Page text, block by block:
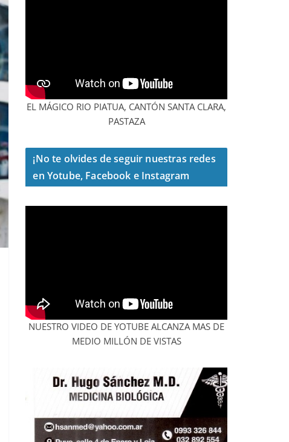
EL MÁGICO RIO PIATUA, CANTÓN SANTA CLARA,
PASTAZA
¡No te olvides de seguir nuestras redes
en Yotube, Facebook e Instagram
NUESTRO VIDEO DE YOTUBE ALCANZA MAS DE
MEDIO MILLÓN DE VISTAS